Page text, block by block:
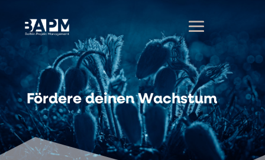
Fördere deinen Wachstum